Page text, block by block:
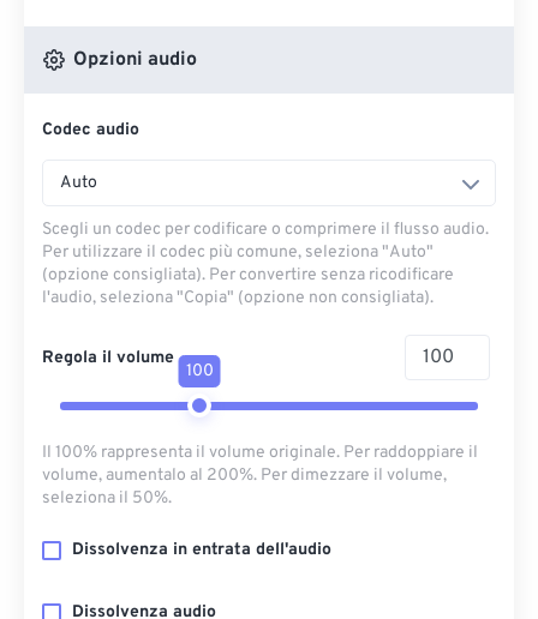
Opzioni audio
Codec audio
Auto
Scegli un codec per codificare o comprimere il flusso audio.
Per utilizzare il codec più comune, seleziona "Auto"
(opzione consigliata). Per convertire senza ricodificare
l'audio, seleziona "Copia" (opzione non consigliata).
Regola il volume
100
Il 100% rappresenta il volume originale. Per raddoppiare il
volume, aumentalo al 200%. Per dimezzare il volume,
seleziona il 50%.
Dissolvenza in entrata dell'audio
Dissolvenza audio